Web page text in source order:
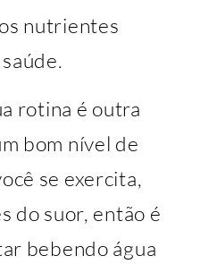
nutrientes
rotina é outra
bom nível de
se exercita,
do suor, então é
bebendo água